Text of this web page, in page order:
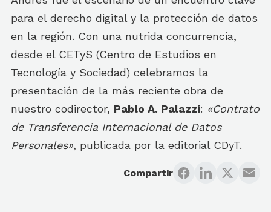
para el derecho digital y la protección de datos
en la región. Con una nutrida concurrencia,
desde el CETyS (Centro de Estudios en
Tecnología y Sociedad) celebramos la
presentación de la más reciente obra de
nuestro codirector, Pablo A. Palazzi: «Contrato
de Transferencia Internacional de Datos
Personales», publicada por la editorial CDyT.
Compartir